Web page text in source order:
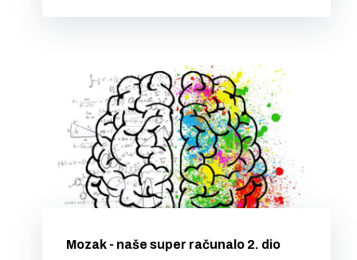
Mozak - naše super računalo 2. dio